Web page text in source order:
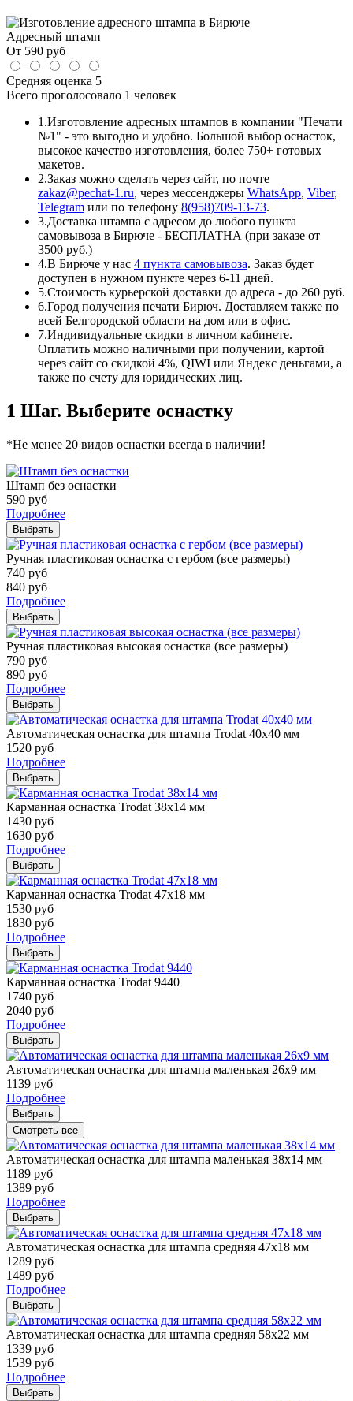
Адресный штамп
От 590 руб
Средняя оценка 5
Всего проголосовало 1 человек
1.Изготовление адресных штампов в компании "Печати
№1" - это выгодно и удобно. Большой выбор оснасток,
высокое качество изготовления, более 750+ готовых
макетов.
2.Заказ можно сделать через сайт, по почте
zakaz@pechat-1.ru, через мессенджеры WhatsApp, Viber,
Telegram или по телефону 8(958)709-13-73.
3.Доставка штампа с адресом до любого пункта
самовывоза в Бирюче - БЕСПЛАТНА (при заказе от
3500 руб.)
4.В Бирюче у нас 4 пункта самовывоза. Заказ будет
доступен в нужном пункте через 6-11 дней.
5.Стоимость курьерской доставки до адреса - до 260 руб.
6.Город получения печати Бирюч. Доставляем также по
всей Белгородской области на дом или в офис.
7.Индивидуальные скидки в личном кабинете.
Оплатить можно наличными при получении, картой
через сайт со скидкой 4%, QIWI или Яндекс деньгами, а
также по счету для юридических лиц.
1 Шаг. Выберите оснастку
*Не менее 20 видов оснастки всегда в наличии!
Штамп без оснастки
590 руб
Подробнее
Выбрать
Ручная пластиковая оснастка с гербом (все размеры)
740 руб
840 руб
Подробнее
Выбрать
Ручная пластиковая высокая оснастка (все размеры)
790 руб
890 руб
Подробнее
Выбрать
Автоматическая оснастка для штампа Trodat 40х40 мм
1520 руб
Подробнее
Выбрать
Карманная оснастка Trodat 38х14 мм
1430 руб
1630 руб
Подробнее
Выбрать
Карманная оснастка Trodat 47х18 мм
1530 руб
1830 руб
Подробнее
Выбрать
Карманная оснастка Trodat 9440
1740 руб
2040 руб
Подробнее
Выбрать
Автоматическая оснастка для штампа маленькая 26х9 мм
1139 руб
Подробнее
Выбрать
Смотреть все
Автоматическая оснастка для штампа маленькая 38х14 мм
1189 руб
1389 руб
Подробнее
Выбрать
Автоматическая оснастка для штампа средняя 47х18 мм
1289 руб
1489 руб
Подробнее
Выбрать
Автоматическая оснастка для штампа средняя 58х22 мм
1339 руб
1539 руб
Подробнее
Выбрать